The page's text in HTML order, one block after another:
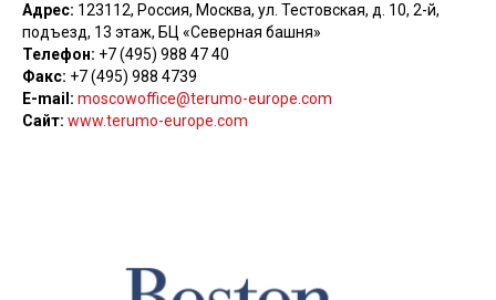
Адрес: 123112, Россия, Москва, ул. Тестовская, д. 10, 2-й,
подъезд, 13 этаж, БЦ «Северная башня»
Телефон: +7 (495) 988 47 40
Факс: +7 (495) 988 4739
E-mail: moscowoffice@terumo-europe.com
Сайт: www.terumo-europe.com